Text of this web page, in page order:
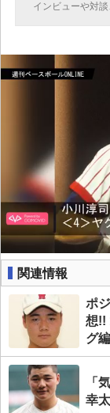
インビューや対談
関連情報
ポ
想!!
グ編
「
幸